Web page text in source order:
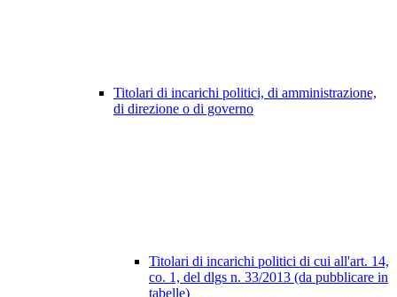
Titolari di incarichi politici, di amministrazione,
di direzione o di governo
Titolari di incarichi politici di cui all'art. 14,
co. 1, del dlgs n. 33/2013 (da pubblicare in
tabelle)